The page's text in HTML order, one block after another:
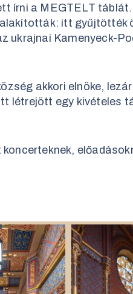
írni a MEGTELT táblát.
itt gyűjtötték
Kamenyeck-
akkori elnöke,
létrejött egy kivételes